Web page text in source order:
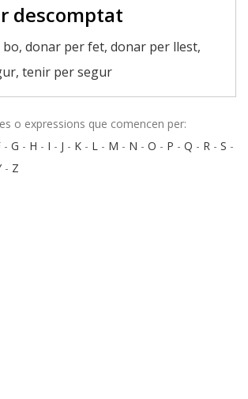
descomptat
donar per fet, donar per llest,
tenir per segur
o expressions que comencen per:
- G - H - I - J - K - L - M - N - O - P - Q - R - S -
- Z